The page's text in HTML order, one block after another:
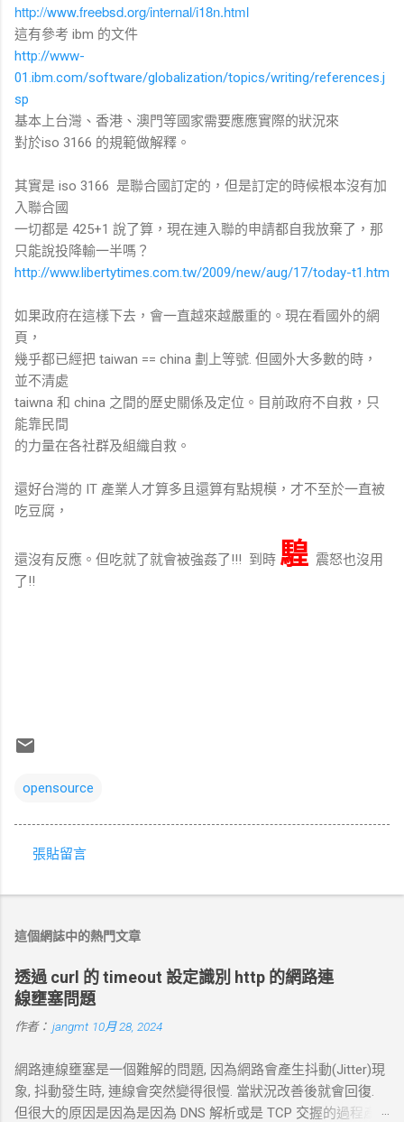
http://www.freebsd.org/internal/i18n.html
這有參考 ibm 的文件
http://www-
01.ibm.com/software/globalization/topics/writing/references.j
sp
基本上台灣、香港、澳門等國家需要應應實際的狀況來
對於iso 3166 的規範做解釋。
其實是 iso 3166 是聯合國訂定的，但是訂定的時候根本沒有加
入聯合國
一切都是 425+1 說了算，現在連入聯的申請都自我放棄了，那
只能說投降輸一半嗎？
http://www.libertytimes.com.tw/2009/new/aug/17/today-t1.htm
如果政府在這樣下去，會一直越來越嚴重的。現在看國外的網
頁，
幾乎都已經把 taiwan == china 劃上等號. 但國外大多數的時，
並不清處
taiwna 和 china 之間的歷史關係及定位。目前政府不自救，只
能靠民間
的力量在各社群及組織自救。
還好台灣的 IT 產業人才算多且還算有點規模，才不至於一直被
吃豆腐，
還沒有反應。但吃就了就會被強姦了!!! 到時 騜 震怒也沒用
了!!
opensource
言
張貼留言
這個網誌中的熱門文章
透過 curl 的 timeout 設定識別 http 的網路連
線壅塞問題
作者： jangmt 10月 28, 2024
網路連線壅塞是一個難解的問題, 因為網路會產生抖動(Jitter)現
象, 抖動發生時, 連線會突然變得很慢. 當狀況改善後就會回復.
但很大的原因是因為是因為 DNS 解析或是 TCP 交握的過程產